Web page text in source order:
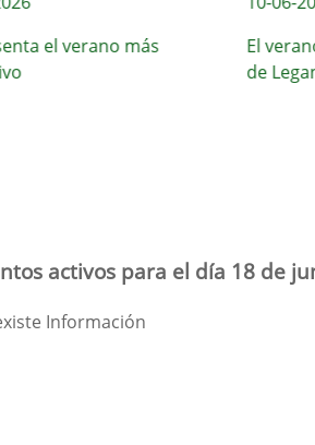
el verano más
El verano
de Leganés
activos para el día 18 de
Información